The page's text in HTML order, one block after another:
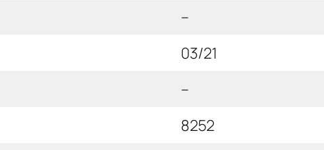
–
03/21
–
8252